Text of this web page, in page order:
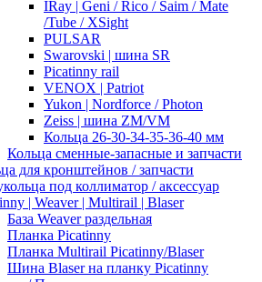
IRay | Geni / Rico / Saim / Mate
/Tube / XSight
PULSAR
Swarovski | шина SR
Picatinny rail
VENOX | Patriot
Yukon | Nordforce / Photon
Zeiss | шина ZM/VM
Кольца 26-30-34-35-36-40 мм
Кольца сменные-запасные и запчасти
для кронштейнов / запчасти
под коллиматор / аксессуар
| Weaver | Multirail | Blaser
База Weaver раздельная
Планка Picatinny
Планка Multirail Picatinny/Blaser
Шина Blaser на планку Picatinny